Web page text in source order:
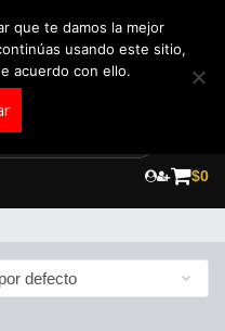
$0
que te damos la mejor
usando este sitio,
acuerdo con ello.